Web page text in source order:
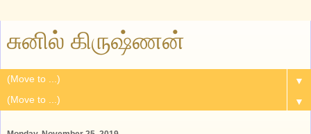
சுனில் கிருஷ்ணன்
▼
▼